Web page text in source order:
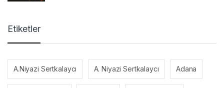
Etiketler
A.Niyazi Sertkalaycı A. Niyazi Sertkalaycı Adana